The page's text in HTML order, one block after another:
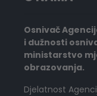
Osnivač
i dužnosti
ministarstvo
obrazovanja.
Djelatnost